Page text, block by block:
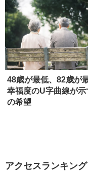
48歳が最低、82歳が
幸福度のU字曲線が示
の希望
アクセスランキング